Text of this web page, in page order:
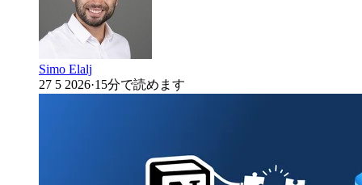
Simo Elalj
27 5 2026·15分で読めます